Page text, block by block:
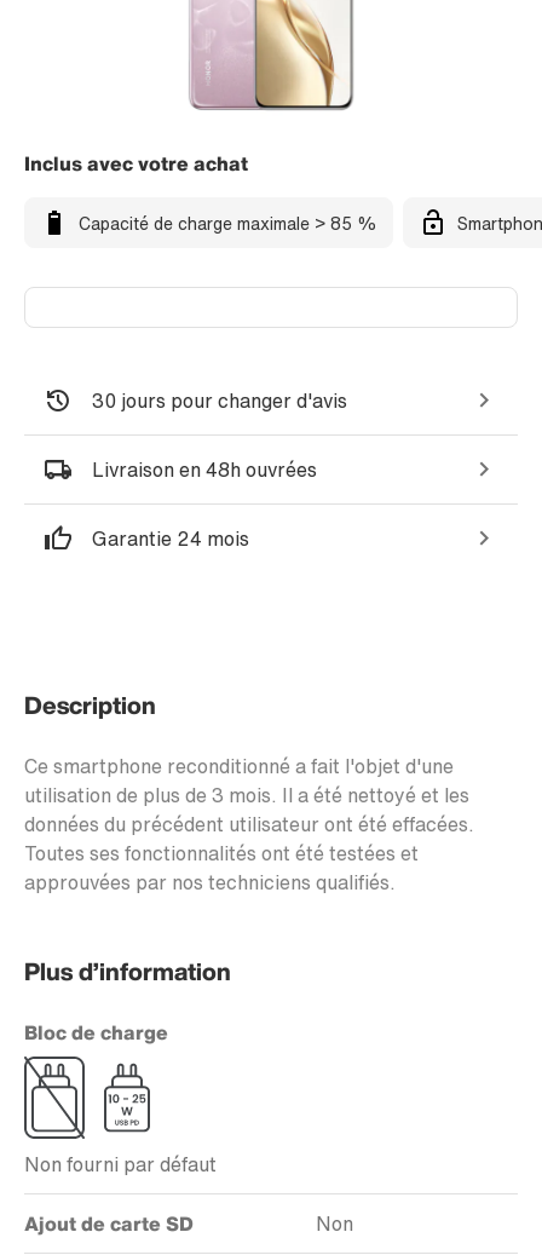
Inclus avec votre achat
Capacité de charge maximale > 85 %
30 jours pour changer d'avis
Livraison en 48h ouvrées
Garantie 24 mois
Description
Ce smartphone reconditionné a fait l'objet d'une
utilisation de plus de 3 mois. Il a été nettoyé et les
données du précédent utilisateur ont été effacées.
Toutes ses fonctionnalités ont été testées et
approuvées par nos techniciens qualifiés.
Plus d’information
Bloc de charge
Non fourni par défaut
Ajout de carte SD Non